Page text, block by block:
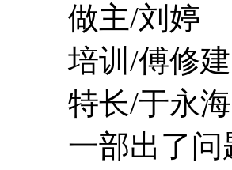
做主/刘婷
培训/傅修建
特长/于永海
一部出了问